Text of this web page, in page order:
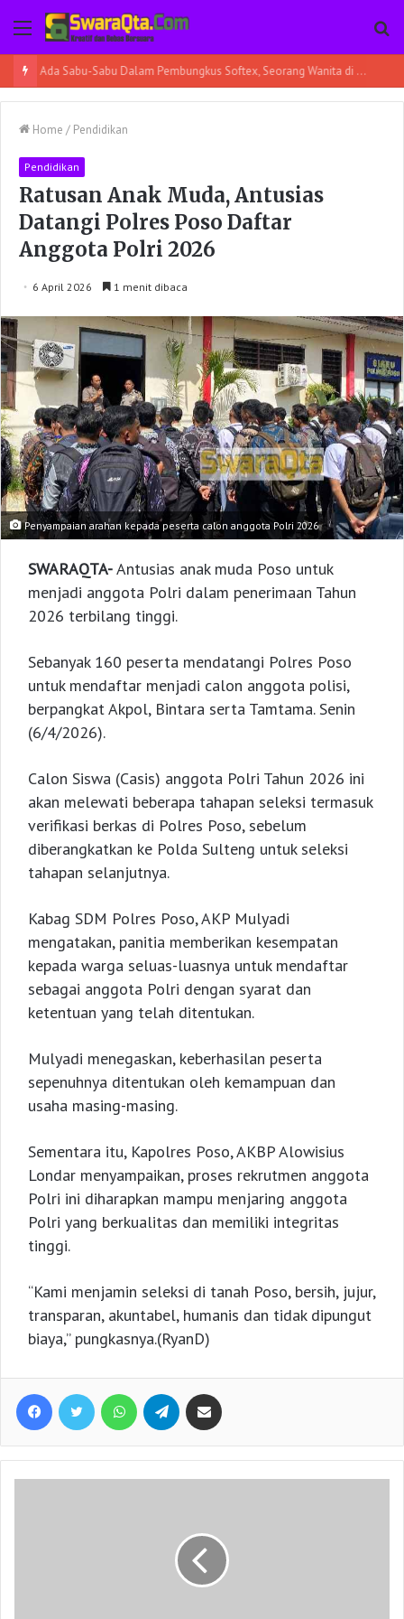
Menu
Ada Sabu-Sabu Dalam Pembungkus Softex, Seorang Wanita di Poso Pesisir Bersama Temannya Ditangkap
Home / Pendidikan
Pendidikan
Ratusan Anak Muda, Antusias
Datangi Polres Poso Daftar
Anggota Polri 2026
6 April 2026 1 menit dibaca
Penyampaian arahan kepada peserta calon anggota Polri 2026
SWARAQTA-Antusias anak muda Poso untuk
menjadi anggota Polri dalam penerimaan Tahun
2026 terbilang tinggi.
Sebanyak 160 peserta mendatangi Polres Poso
untuk mendaftar menjadi calon anggota polisi,
berpangkat Akpol, Bintara serta Tamtama. Senin
(6/4/2026).
Calon Siswa (Casis) anggota Polri Tahun 2026 ini
akan melewati beberapa tahapan seleksi termasuk
verifikasi berkas di Polres Poso, sebelum
diberangkatkan ke Polda Sulteng untuk seleksi
tahapan selanjutnya.
Kabag SDM Polres Poso, AKP Mulyadi
mengatakan, panitia memberikan kesempatan
kepada warga seluas-luasnya untuk mendaftar
sebagai anggota Polri dengan syarat dan
ketentuan yang telah ditentukan.
Mulyadi menegaskan, keberhasilan peserta
sepenuhnya ditentukan oleh kemampuan dan
usaha masing-masing.
Sementara itu, Kapolres Poso, AKBP Alowisius
Londar menyampaikan, proses rekrutmen anggota
Polri ini diharapkan mampu menjaring anggota
Polri yang berkualitas dan memiliki integritas
tinggi.
“Kami menjamin seleksi di tanah Poso, bersih, jujur,
transparan, akuntabel, humanis dan tidak dipungut
biaya,” pungkasnya.(RyanD)
Facebook Twitter WhatsApp Telegram